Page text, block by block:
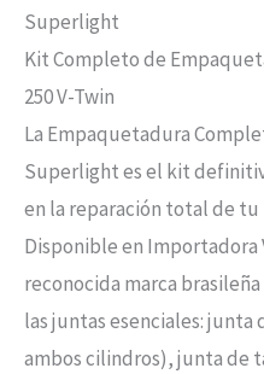
Superlight
Kit Completo de
250 V-Twin
La Empaquetadura
Superlight es el kit
en la reparación total de
Disponible en Importadora
reconocida marca
las juntas esenciales:
ambos cilindros), junta de